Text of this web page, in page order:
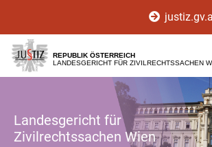
[1]
[2]
[3]
REPUBLIK ÖSTERREICH
LANDESGERICHT FÜR ZIVILRECHTSSACHEN
Landesgericht für
Zivilrechtssachen Wien